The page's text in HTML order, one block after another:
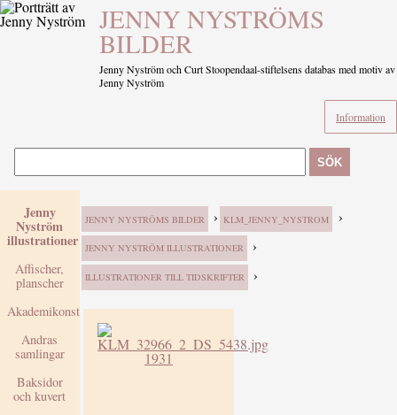
JENNY NYSTRÖMS
BILDER
Jenny Nyström och Curt Stoopendaal-stiftelsens databas med motiv av
Jenny Nyström
Information
SÖK
Jenny
Nyström
illustrationer
Affischer,
planscher
Akademikonst
Andras
samlingar
Baksidor
och kuvert
JENNY NYSTRÖMS BILDER › KLM_JENNY_NYSTROM ›
JENNY NYSTRÖM ILLUSTRATIONER ›
ILLUSTRATIONER TILL TIDSKRIFTER ›
1931